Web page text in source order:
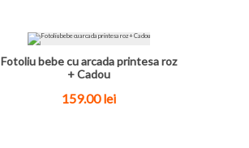
Fotoliu bebe cu arcada printesa roz
+ Cadou
159.00lei